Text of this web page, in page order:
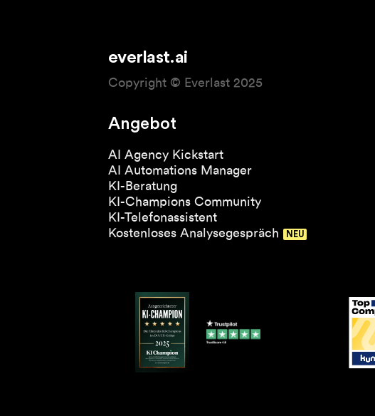
everlast.ai
Copyright © Everlast 2025
Angebot
AI Agency Kickstart
AI Automations Manager
KI-Beratung
KI-Champions Community
KI-Telefonassistent
Kostenloses Analysegespräch